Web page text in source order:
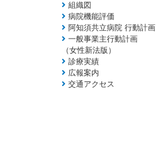
組織図
病院機能評価
阿知須共立病院 行動計画
一般事業主行動計画
（女性新法版）
診療実績
広報案内
交通アクセス